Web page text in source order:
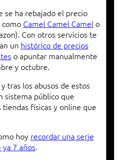
se ha rebajado el precio
Camel Camel Camel o
Con otros servicios te
un histórico de precios
o apuntar manualmente
y octubre.
tras los abusos de estos
sistema público que
físicas y online que
hoy recordar una serie
ya 7 años.